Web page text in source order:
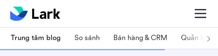
Trung tâm blog So sánh Bán hàng & CRM Quản lý dự